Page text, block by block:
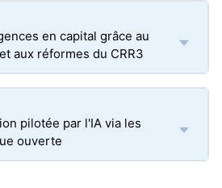
en capital grâce au
aux réformes du CRR3
pilotée par l'IA via les
ouverte